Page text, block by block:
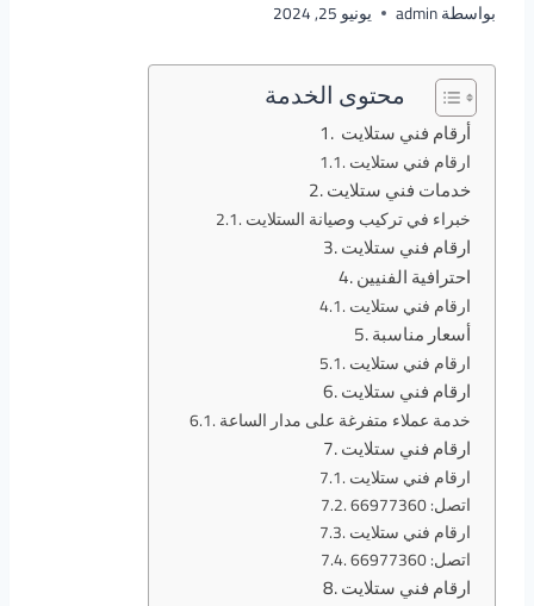
بواسطةadmin يونيو 25, 2024
محتوى الخدمة
أرقام فني ستلايت
ارقام فني ستلايت
خدمات فني ستلايت
خبراء في تركيب وصيانة الستلايت
ارقام فني ستلايت
احترافية الفنيين
ارقام فني ستلايت
أسعار مناسبة
ارقام فني ستلايت
ارقام فني ستلايت
خدمة عملاء متفرغة على مدار الساعة
ارقام فني ستلايت
ارقام فني ستلايت
اتصل: 66977360
ارقام فني ستلايت
اتصل: 66977360
ارقام فني ستلايت